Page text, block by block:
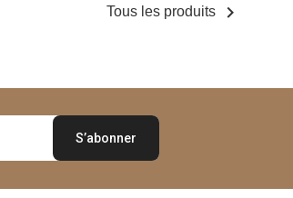
Tous les produits 